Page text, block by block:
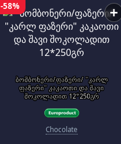
-58% +
ბომბონერი/ფაზერი/ "კარლ
ფაზერი" კაკაოთი და შავი
შოკოლადით 12*250გრ
Chocolate